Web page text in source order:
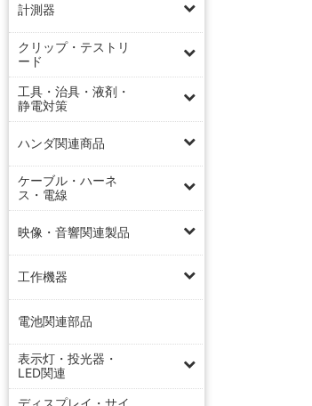
計測器
クリップ・テストリ
ード
工具・治具・液剤・
静電対策
ハンダ関連商品
ケーブル・ハーネ
ス・電線
映像・音響関連製品
工作機器
電池関連部品
表示灯・投光器・
LED関連
ディスプレイ・サイ